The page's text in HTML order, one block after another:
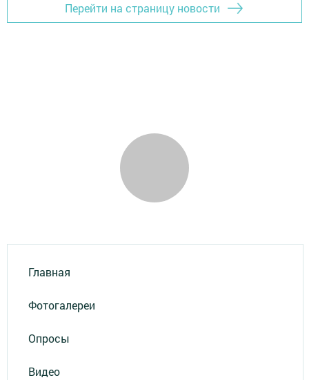
Перейти на страницу новости
Главная
Фотогалереи
Опросы
Видео